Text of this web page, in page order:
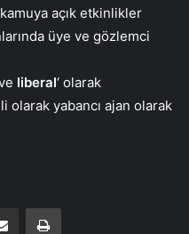
açık etkinlikler
üye ve gözlemci
liberal‘ olarak
olarak yabancı ajan olarak
E-Posta ile paylaş Yazdır